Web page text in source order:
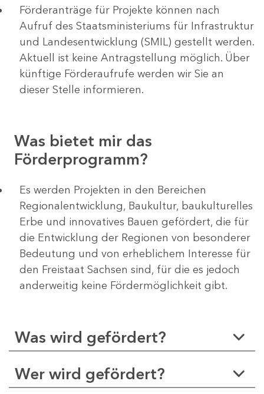
Förderanträge für Projekte können nach
Aufruf des Staatsministeriums für Infrastruktur
und Landesentwicklung (SMIL) gestellt werden.
Aktuell ist keine Antragstellung möglich. Über
künftige Förderaufrufe werden wir Sie an
dieser Stelle informieren.
Was bietet mir das
Förderprogramm?
Es werden Projekten in den Bereichen
Regionalentwicklung, Baukultur, baukulturelles
Erbe und innovatives Bauen gefördert, die für
die Entwicklung der Regionen von besonderer
Bedeutung und von erheblichem Interesse für
den Freistaat Sachsen sind, für die es jedoch
anderweitig keine Fördermöglichkeit gibt.
Was wird gefördert?
Wer wird gefördert?